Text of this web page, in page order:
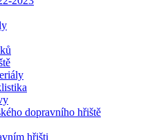
dopravního hřiště
hřišti